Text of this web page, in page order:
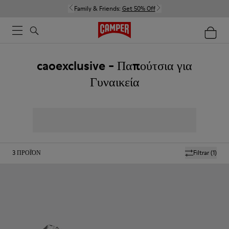
Family & Friends: Get 50% Off
caoexclusive - Παπούτσια για
Γυναικεία
Filtrar(1)
3ΠΡΟΪΌΝ